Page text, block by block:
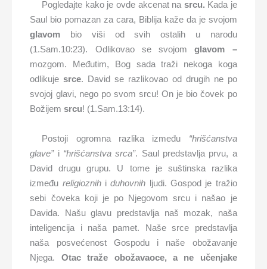
Pogledajte kako je ovde akcenat na srcu. Kada je
Saul bio pomazan za cara, Biblija kaže da je svojom
glavom bio viši od svih ostalih u narodu
(1.Sam.10:23). Odlikovao se svojomglavom –
mozgom. Međutim, Bog sada traži nekoga koga
odlikujesrce. David se razlikovao od drugih ne po
svojoj glavi, nego po svom srcu! On je bio čovek po
Božijemsrcu! (1.Sam.13:14).
Postoji ogromna razlika između “hrišćanstva
glave” i “hrišćanstva srca”. Saul predstavlja prvu, a
David drugu grupu. U tome je suštinska razlika
između religioznihiduhovnih ljudi. Gospod je tražio
sebi čoveka koji je po Njegovom srcu i našao je
Davida. Našu glavu predstavlja naš mozak, naša
inteligencija i naša pamet. Naše srce predstavlja
naša posvećenost Gospodu i naše obožavanje
Njega. Otac traže obožavaoce, a ne učenjake